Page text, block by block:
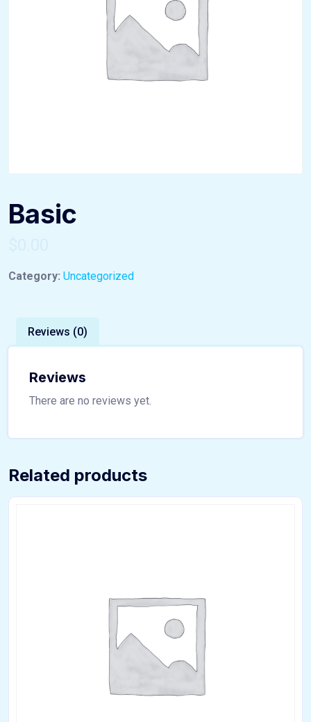
Basic
Category: Uncategorized
Reviews (0)
Reviews
There are no reviews yet.
Related products